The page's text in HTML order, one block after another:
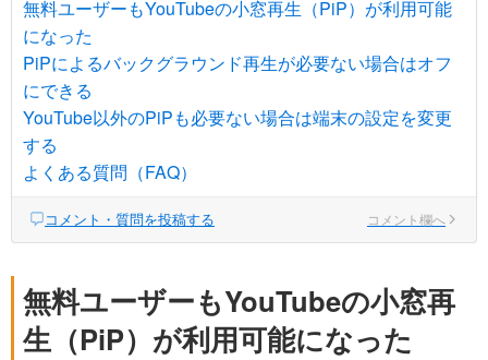
無料ユーザーもYouTubeの小窓再生（PiP）が利用可能
になった
PiPによるバックグラウンド再生が必要ない場合はオフ
にできる
YouTube以外のPiPも必要ない場合は端末の設定を変更
する
よくある質問（FAQ）
コメント・質問を投稿する コメント欄へ
無料ユーザーもYouTubeの小窓再
生（PiP）が利用可能になった